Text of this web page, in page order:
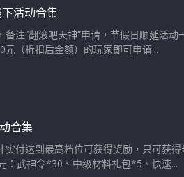
活动合集
注“翻滚吧天神”申请，节假日顺延活动
（折扣后金额）的玩家即可申请...
合集
付达到最高档位可获得奖励，只可获
：武神令*30、中级材料礼包*5、快速...